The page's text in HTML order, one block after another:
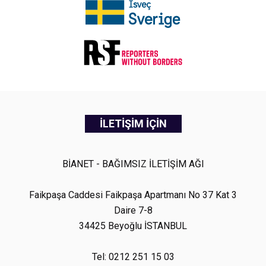
İLETİŞİM İÇİN
BİANET - BAĞIMSIZ İLETİŞİM AĞI
Faikpaşa Caddesi Faikpaşa Apartmanı No 37 Kat 3
Daire 7-8
34425 Beyoğlu İSTANBUL
Tel: 0212 251 15 03